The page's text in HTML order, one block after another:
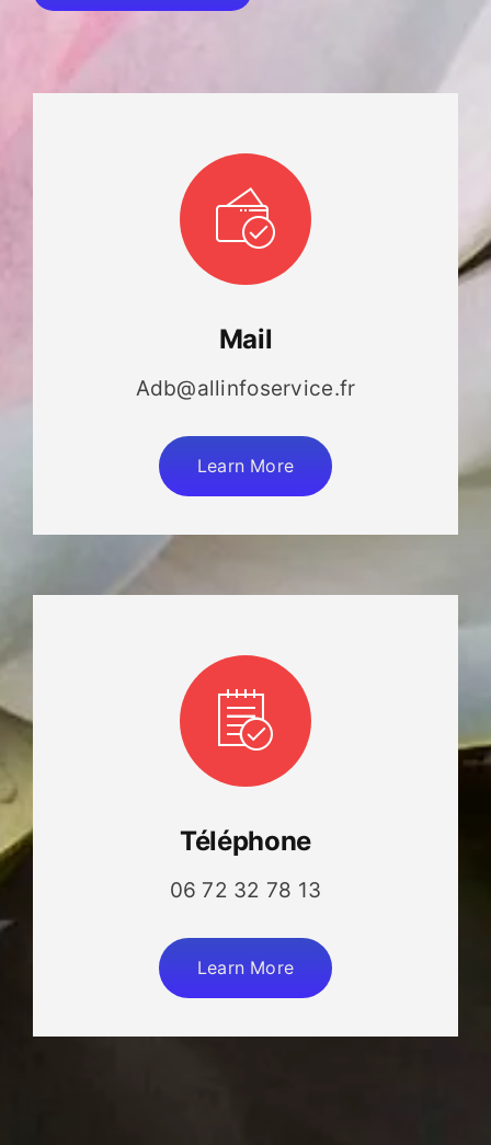
Mail
Adb@allinfoservice.fr
Learn More
Téléphone
06 72 32 78 13
Learn More